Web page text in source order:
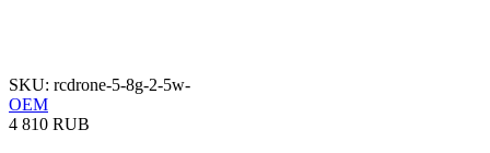
SKU: rcdrone-5-8g-2-5w-
OEM
4 810 RUB